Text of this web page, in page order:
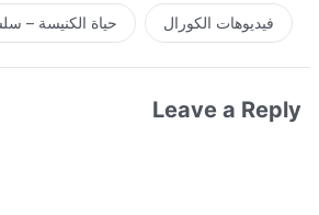
فيديوهات الكورال حياة الكنيسة –
Leave a Reply